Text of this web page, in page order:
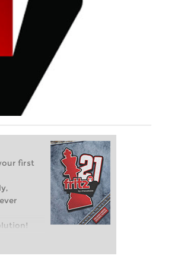
first
chess,